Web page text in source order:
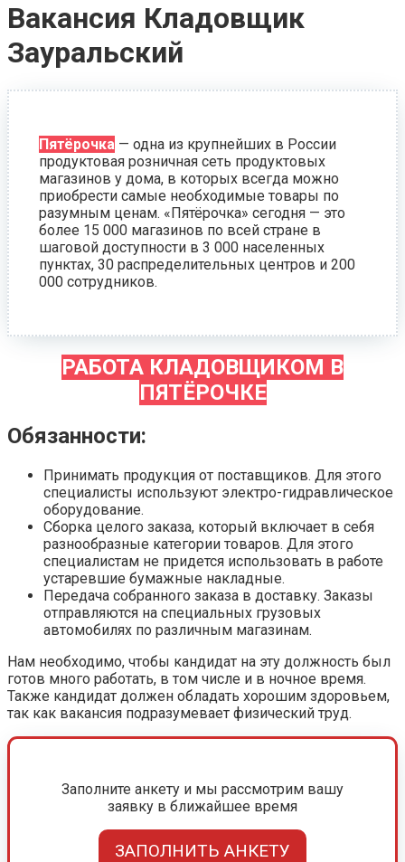
Вакансия Кладовщик
Зауральский
Пятёрочка — одна из крупнейших в России
продуктовая розничная сеть продуктовых
магазинов у дома, в которых всегда можно
приобрести самые необходимые товары по
разумным ценам. «Пятёрочка» сегодня — это
более 15 000 магазинов по всей стране в
шаговой доступности в 3 000 населенных
пунктах, 30 распределительных центров и 200
000 сотрудников.
РАБОТА КЛАДОВЩИКОМ В
ПЯТЁРОЧКЕ
Обязанности:
Принимать продукция от поставщиков. Для этого
специалисты используют электро-гидравлическое
оборудование.
Сборка целого заказа, который включает в себя
разнообразные категории товаров. Для этого
специалистам не придется использовать в работе
устаревшие бумажные накладные.
Передача собранного заказа в доставку. Заказы
отправляются на специальных грузовых
автомобилях по различным магазинам.
Нам необходимо, чтобы кандидат на эту должность был
готов много работать, в том числе и в ночное время.
Также кандидат должен обладать хорошим здоровьем,
так как вакансия подразумевает физический труд.
Заполните анкету и мы рассмотрим вашу
заявку в ближайшее время
ЗАПОЛНИТЬ АНКЕТУ